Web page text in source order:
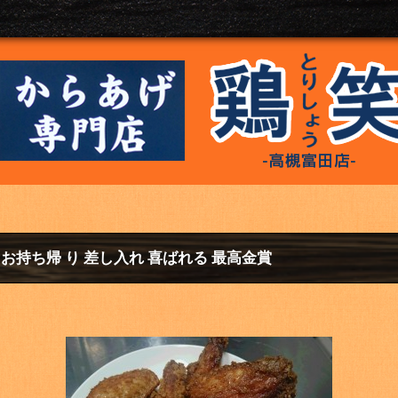
持ち帰 り 差し入れ 喜ばれる 最高金賞